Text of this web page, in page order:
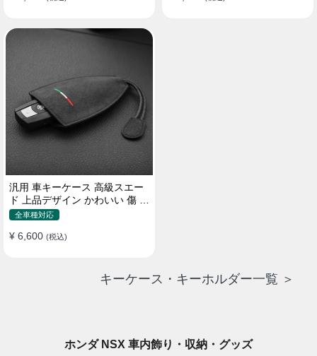
汎用 車キーケース 高級スエー
ド 上品デザイン かわいい 傷 汚
れ防止 高級 オシャレ キーホル
全車種対応
¥ 6,600 (税込)
キーケース・キーホルダー一覧 ＞
ホンダ NSX 車内飾り・収納・グッズ